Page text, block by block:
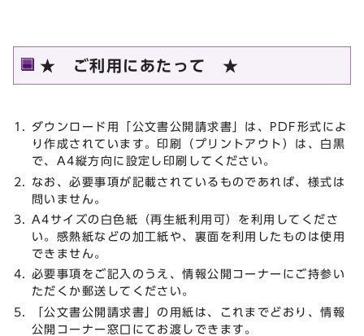
★ ご利用にあたって ★
ダウンロード用「公文書公開請求書」は、PDF形式によ
り作成されています。印刷（プリントアウト）は、白黒
で、A4縦方向に設定し印刷してください。
なお、必要事項が記載されているものであれば、様式は
問いません。
A4サイズの白色紙（再生紙利用可）を利用してくださ
い。感熱紙などの加工紙や、裏面を利用したものは使用
できません。
必要事項をご記入のうえ、情報公開コーナーにご持参い
ただくか郵送してください。
「公文書公開請求書」の用紙は、これまでどおり、情報
公開コーナー窓口にてお渡しできます。